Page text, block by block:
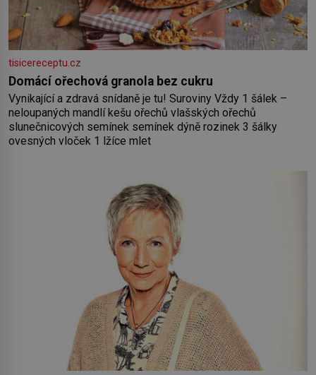
tisicereceptu.cz
Domácí ořechová granola bez cukru
Vynikající a zdravá snídaně je tu! Suroviny Vždy 1 šálek –
neloupaných mandlí kešu ořechů vlašských ořechů
slunečnicových semínek semínek dýně rozinek 3 šálky
ovesných vloček 1 lžíce mlet